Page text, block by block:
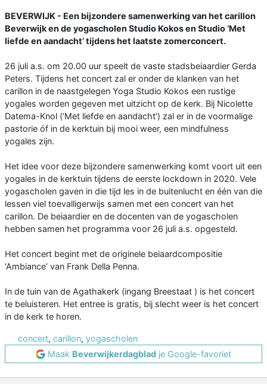
BEVERWIJK - Een bijzondere samenwerking van het carillon
Beverwijk en de yogascholen Studio Kokos en Studio ‘Met
liefde en aandacht’ tijdens het laatste zomerconcert.
26 juli a.s. om 20.00 uur speelt de vaste stadsbeiaardier Gerda
Peters. Tijdens het concert zal er onder de klanken van het
carillon in de naastgelegen Yoga Studio Kokos een rustige
yogales worden gegeven met uitzicht op de kerk. Bij Nicolette
Datema-Knol (‘Met liefde en aandacht’) zal er in de voormalige
pastorie óf in de kerktuin bij mooi weer, een mindfulness
yogales zijn.
Het idee voor deze bijzondere samenwerking komt voort uit een
yogales in de kerktuin tijdens de eerste lockdown in 2020. Vele
yogascholen gaven in die tijd les in de buitenlucht en één van die
lessen viel toevalligerwijs samen met een concert van het
carillon. De beiaardier en de docenten van de yogascholen
hebben samen het programma voor 26 juli a.s. opgesteld.
Het concert begint met de originele beiaardcompositie
‘Ambiance’ van Frank Della Penna.
In de tuin van de Agathakerk (ingang Breestaat ) is het concert
te beluisteren. Het entree is gratis, bij slecht weer is het concert
in de kerk te horen.
concert, carillon, yogascholen
Maak Beverwijkerdagblad je Google-favoriet